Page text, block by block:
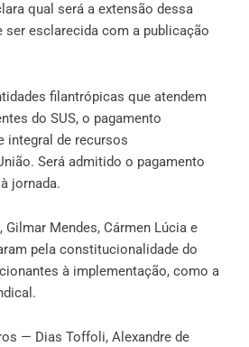
qual será a extensão dessa
ser esclarecida com a publicação
filantrópicas que atendem
do SUS, o pagamento
integral de recursos
Será admitido o pagamento
jornada.
Gilmar Mendes, Cármen Lúcia e
pela constitucionalidade do
à implementação, como a
— Dias Toffoli, Alexandre de